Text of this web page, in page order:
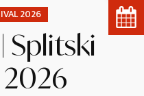
2026
Splitski